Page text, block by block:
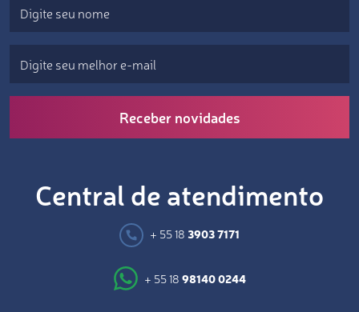
Receber novidades
Central de atendimento
+ 55 18 3903 7171
+ 55 18 98140 0244